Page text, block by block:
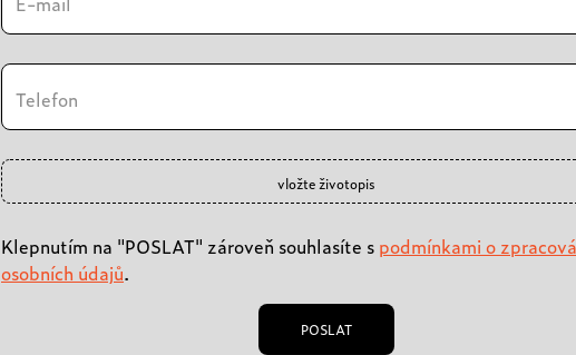
Telefon
vložte životopis
Klepnutím na "POSLAT" zároveň souhlasíte s podmínkami o
osobních údajů.
POSLAT